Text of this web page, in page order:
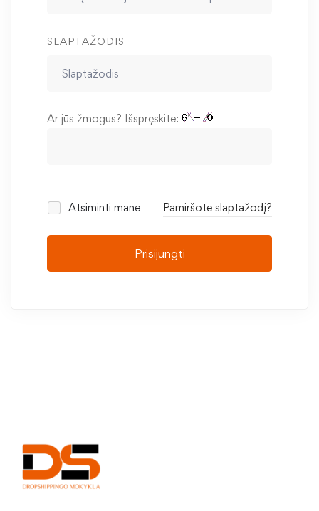
SLAPTAŽODIS
Ar jūs žmogus? Išspręskite:
Atsiminti mane Pamiršote slaptažodį?
Prisijungti